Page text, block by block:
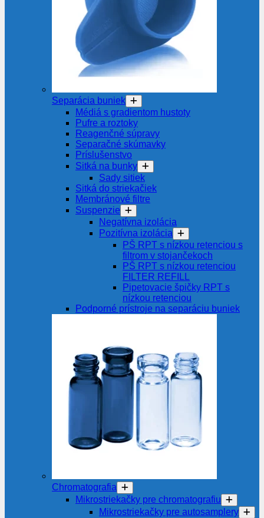
Separácia buniek
Médiá s gradientom hustoty
Pufre a roztoky
Reagenčné súpravy
Separačné skúmavky
Príslušenstvo
Sitká na bunky
Sady sitiek
Sitká do striekačiek
Membránové filtre
Suspenzie
Negatívna izolácia
Pozitívna izolácia
PŠ RPT s nízkou retenciou s
filtrom v stojančekoch
PŠ RPT s nízkou retenciou
FILTER REFILL
Pipetovacie špičky RPT s
nízkou retenciou
Podporné prístroje na separáciu buniek
Chromatografia
Mikrostriekačky pre chromatografiu
Mikrostriekačky pre autosamplery